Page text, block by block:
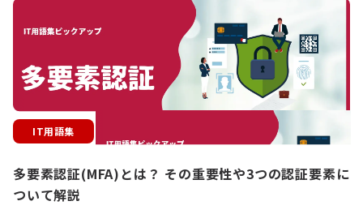
IT用語集
多要素認証(MFA)とは？ その重要性や3つの認証要素に
ついて解説